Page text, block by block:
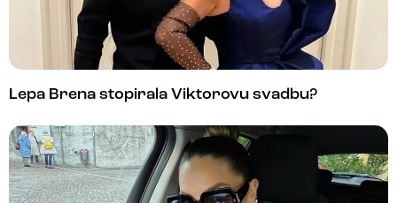
Lepa Brena stopirala Viktorovu svadbu?